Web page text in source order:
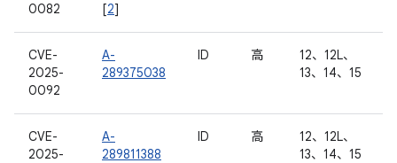
0082
[2]
CVE-
2025-
0092
A-
289375038
ID 高
12、12L、
13、14、15
CVE-
2025-
A-
289811388
ID 高
12、12L、
13、14、15